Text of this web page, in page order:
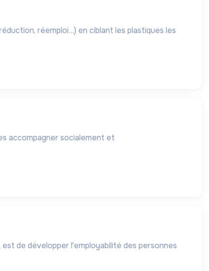
accompagner socialement et
de développer l'employabilité des personnes